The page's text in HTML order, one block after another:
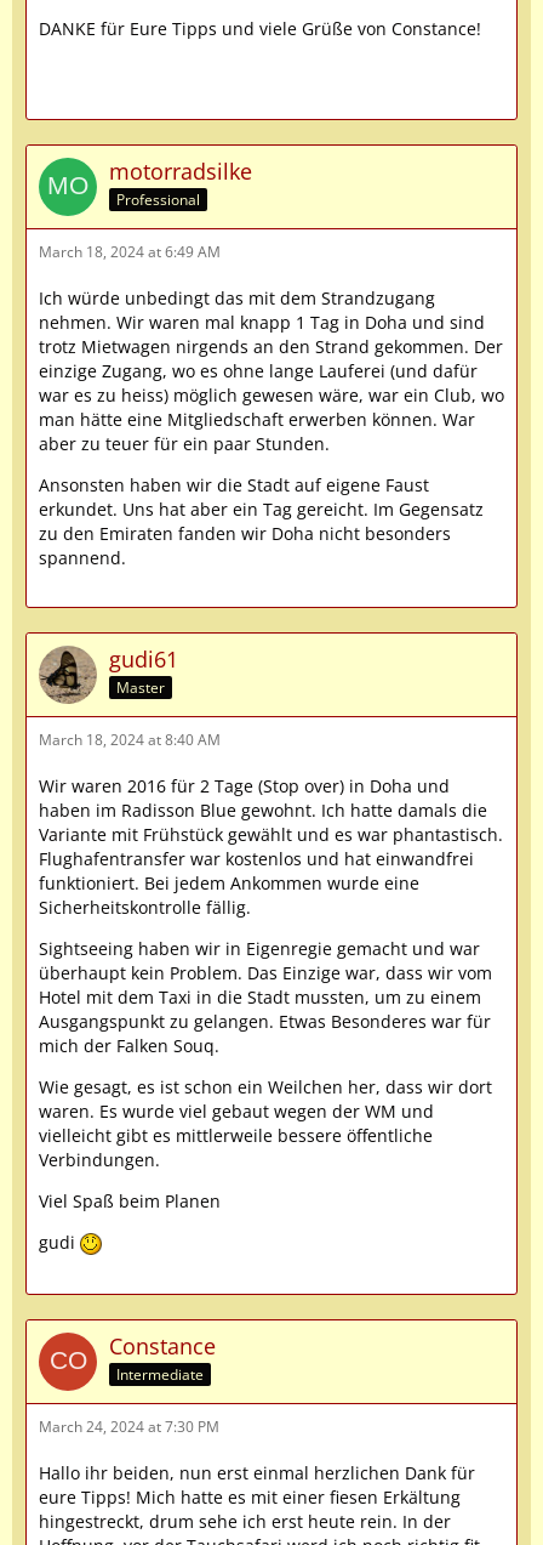
DANKE für Eure Tipps und viele Grüße von Constance!
motorradsilke
Professional
March 18, 2024 at 6:49 AM
Ich würde unbedingt das mit dem Strandzugang
nehmen. Wir waren mal knapp 1 Tag in Doha und sind
trotz Mietwagen nirgends an den Strand gekommen. Der
einzige Zugang, wo es ohne lange Lauferei (und dafür
war es zu heiss) möglich gewesen wäre, war ein Club, wo
man hätte eine Mitgliedschaft erwerben können. War
aber zu teuer für ein paar Stunden.
Ansonsten haben wir die Stadt auf eigene Faust
erkundet. Uns hat aber ein Tag gereicht. Im Gegensatz
zu den Emiraten fanden wir Doha nicht besonders
spannend.
gudi61
Master
March 18, 2024 at 8:40 AM
Wir waren 2016 für 2 Tage (Stop over) in Doha und
haben im Radisson Blue gewohnt. Ich hatte damals die
Variante mit Frühstück gewählt und es war phantastisch.
Flughafentransfer war kostenlos und hat einwandfrei
funktioniert. Bei jedem Ankommen wurde eine
Sicherheitskontrolle fällig.
Sightseeing haben wir in Eigenregie gemacht und war
überhaupt kein Problem. Das Einzige war, dass wir vom
Hotel mit dem Taxi in die Stadt mussten, um zu einem
Ausgangspunkt zu gelangen. Etwas Besonderes war für
mich der Falken Souq.
Wie gesagt, es ist schon ein Weilchen her, dass wir dort
waren. Es wurde viel gebaut wegen der WM und
vielleicht gibt es mittlerweile bessere öffentliche
Verbindungen.
Viel Spaß beim Planen
gudi
Constance
Intermediate
March 24, 2024 at 7:30 PM
Hallo ihr beiden, nun erst einmal herzlichen Dank für
eure Tipps! Mich hatte es mit einer fiesen Erkältung
hingestreckt, drum sehe ich erst heute rein. In der